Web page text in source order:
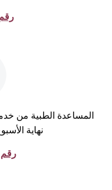
رقم
الطبية من خدمة
نهاية الأسبوع
رقم الهاتف